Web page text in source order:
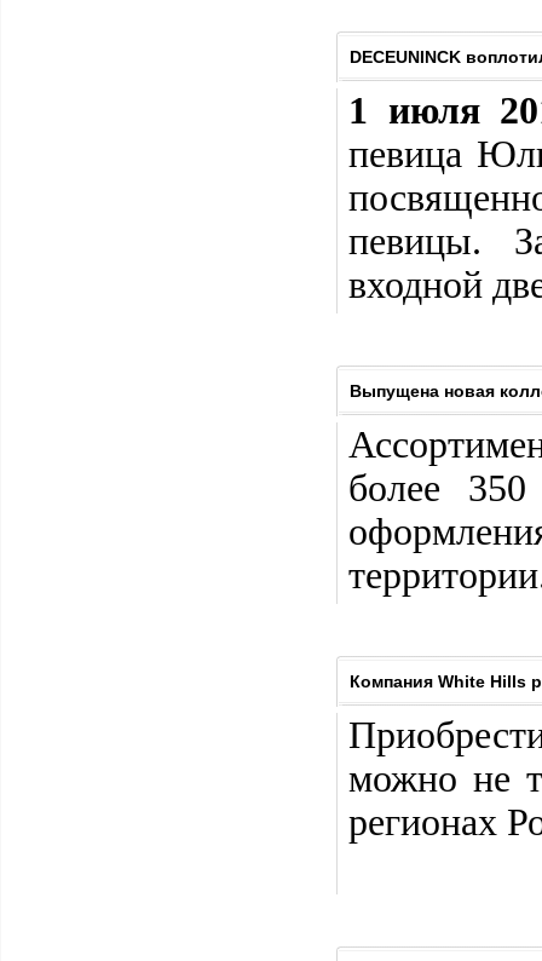
DECEUNINCK
1 июля
певица
певицы.
входной
Выпущена новая
более
Компания White Hills
можно не
регионах